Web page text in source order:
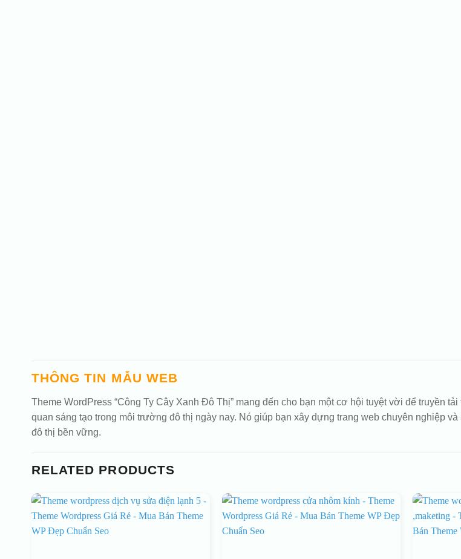
THÔNG TIN MẪU WEB
Theme WordPress “Công Ty Cây Xanh Đô Thị” mang đến cho bạn một cơ hội tuyệt vời để truyền
quan sáng tạo trong môi trường đô thị ngày nay. Nó giúp bạn xây dựng trang web chuyên nghiệp
đô thị bền vững.
RELATED PRODUCTS